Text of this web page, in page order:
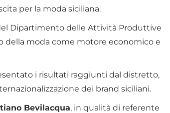
per la moda siciliana.
Dipartimento delle Attività Produttive
della moda come motore economico e
i risultati raggiunti dal distretto,
dei brand siciliani.
Bevilacqua, in qualità di referente